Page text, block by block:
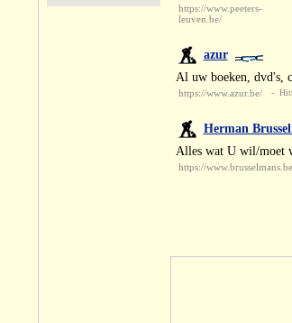
https://www.peeters-
leuven.be/
azur
Al uw boeken, dvd's,
https://www.azur.be/ -
Herman
Alles wat U wil/moet
https://